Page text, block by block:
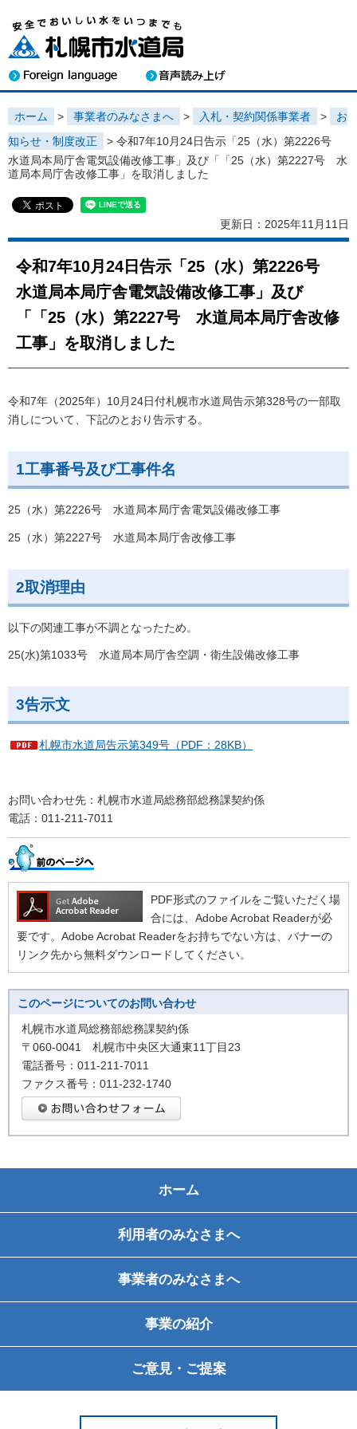
ホーム > 事業者のみなさまへ > 入札・契約関係事業者 >
お
知らせ・制度改正
> 令和7年10月24日告示「25（水）第2226号
水道局本局庁舎電気設備改修工事」及び「「25（水）第2227号 水
道局本局庁舎改修工事」を取消しました
更新日：2025年11月11日
令和7年10月24日告示「25（水）第2226号
水道局本局庁舎電気設備改修工事」及び
「「25（水）第2227号 水道局本局庁舎改修
工事」を取消しました
令和7年（2025年）10月24日付札幌市水道局告示第328号の一部取
消しについて、下記のとおり告示する。
1工事番号及び工事件名
25（水）第2226号 水道局本局庁舎電気設備改修工事
25（水）第2227号 水道局本局庁舎改修工事
2取消理由
以下の関連工事が不調となったため。
25(水)第1033号 水道局本局庁舎空調・衛生設備改修工事
3告示文
札幌市水道局告示第349号（PDF：28KB）
お問い合わせ先：札幌市水道局総務部総務課契約係
電話：011-211-7011
PDF形式のファイルをご覧いただく場
合には、Adobe Acrobat Readerが必
要です。Adobe Acrobat Readerをお持ちでない方は、バナーの
リンク先から無料ダウンロードしてください。
このページについてのお問い合わせ
札幌市水道局総務部総務課契約係
〒060-0041 札幌市中央区大通東11丁目23
電話番号：011-211-7011
ファクス番号：011-232-1740
ホーム
利用者のみなさまへ
事業者のみなさまへ
事業の紹介
ご意見・ご提案